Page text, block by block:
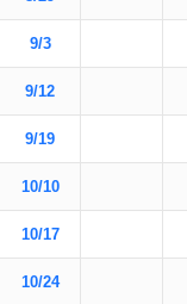
9/3
9/12
9/19
10/10
10/17
10/24